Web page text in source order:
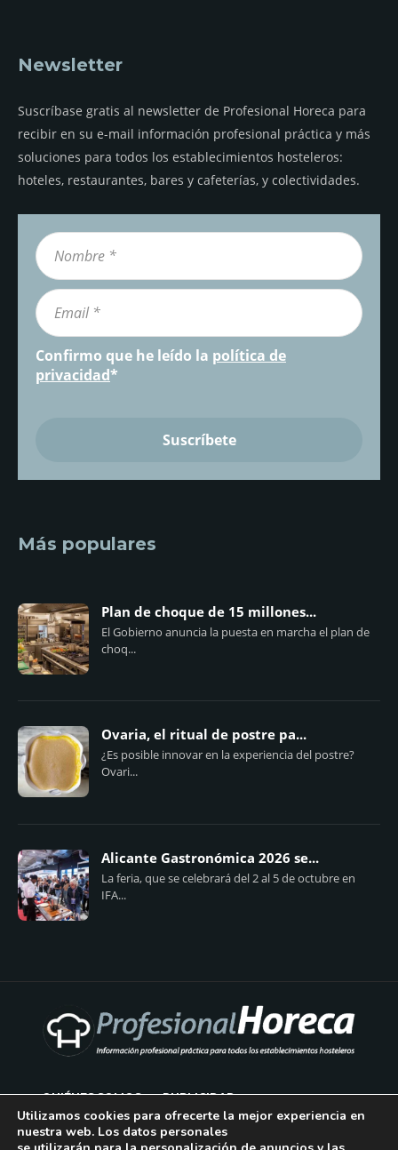
Newsletter
Suscríbase gratis al newsletter de Profesional Horeca para
recibir en su e-mail información profesional práctica y más
soluciones para todos los establecimientos hosteleros:
hoteles, restaurantes, bares y cafeterías, y colectividades.
Confirmo que he leído la política de
privacidad*
Más populares
Plan de choque de 15 millones...
El Gobierno anuncia la puesta en marcha el plan de
choq...
Ovaria, el ritual de postre pa...
¿Es posible innovar en la experiencia del postre?
Ovari...
Alicante Gastronómica 2026 se...
La feria, que se celebrará del 2 al 5 de octubre en
IFA...
QUIÉNES SOMOS PUBLICIDAD
AVISO LEGAL
Utilizamos cookies para ofrecerte la mejor experiencia en
nuestra web. Los datos personales